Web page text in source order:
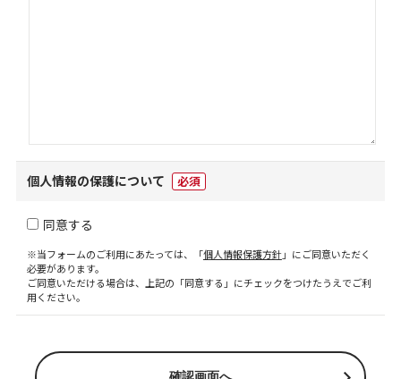
個人情報の保護について 必須
同意する
※当フォームのご利用にあたっては、「個人情報保護方針」にご同意いただく
必要があります。
ご同意いただける場合は、上記の「同意する」にチェックをつけたうえでご利
用ください。